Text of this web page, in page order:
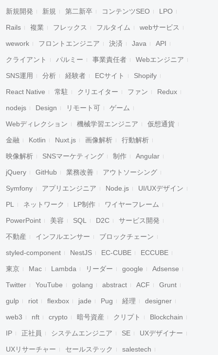
新規開発 新規 第二新卒 コンテンツSEO LPO
Rails 複業 フレックス フルタイム webサービス
wework フロントエンジニア 決済 Java API
クライアント パルミー 事業責任者 Webエンジニア
SNS運用 分析 経験者 ECサイト Shopify
React Native 常駐 クリエイター ファン Redux
nodejs Design リモート可 ゲーム
Webディレクション 機械学習エンジニア 仮想通貨
金融 Kotlin Nuxt.js 画像解析 行動解析
映像解析 SNSマーケティング 制作 Angular
jQuery GitHub 業務改善 アウトソーシング
Symfony アプリエンジニア Node.js UI/UXデザイン
PL ネットワーク LP制作 ワイヤーフレーム
PowerPoint 美容 SQL D2C サービス開発
不動産 インフルエンサー ブロックチェーン
styled-component NestJS EC-CUBE ECCUBE
東京 Mac Lambda リーダー google Adsense
Twitter YouTube golang abstract ACF Grunt
gulp riot flexbox jade Pug 経理 designer
web3 nft crypto 暗号資産 クリプト Blockchain
IP 正社員 システムエンジニア SE UXデザイナー
UXリサーチャー セールステック salestech